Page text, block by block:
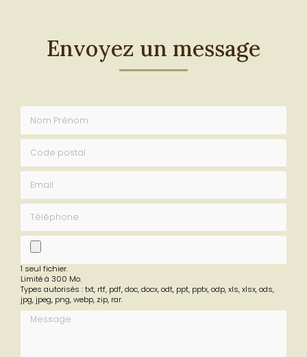
Envoyez un message
Nom Prénom
Code postal
Email
Téléphone
fichier
1 seul fichier.
Limité à 300 Mo.
Types autorisés : txt, rtf, pdf, doc, docx, odt, ppt, pptx, odp, xls, xlsx, ods,
jpg, jpeg, png, webp, zip, rar.